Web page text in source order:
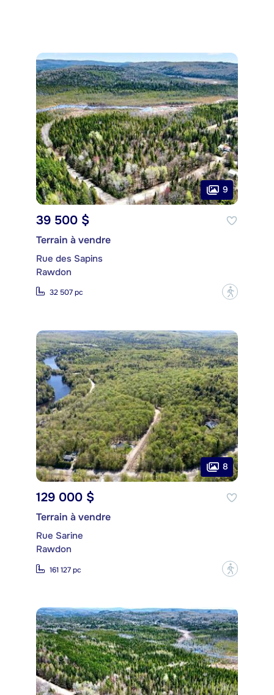
9
39 500 $
Terrain à vendre
Rue des Sapins
Rawdon
32 507 pc ?
8
129 000 $
Terrain à vendre
Rue Sarine
Rawdon
161 127 pc ?